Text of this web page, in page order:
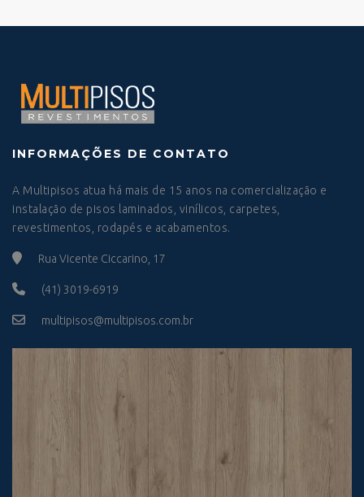
INFORMAÇÕES DE CONTATO
A Multipisos atua há mais de 15 anos na comercialização e
instalação de pisos laminados, vinílicos, carpetes,
revestimentos, rodapés e acabamentos.
Rua Vicente Ciccarino, 17
(41) 3019-6919
multipisos@multipisos.com.br